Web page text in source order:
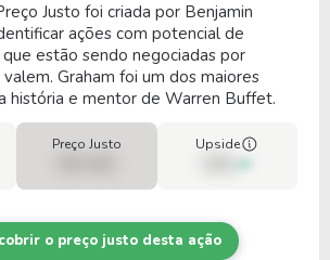
Justo foi criada por Benjamin
ações com potencial de
estão sendo negociadas por
Graham foi um dos maiores
história e mentor de Warren Buffet.
Preço Justo Upside
o preço justo desta ação